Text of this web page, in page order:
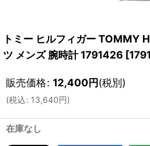
トミー ヒルフィガー TOMMY
ツ メンズ 腕時計 1791426 [
販売価格: 12,400円(税別)
(税込: 13,640円)
在庫なし